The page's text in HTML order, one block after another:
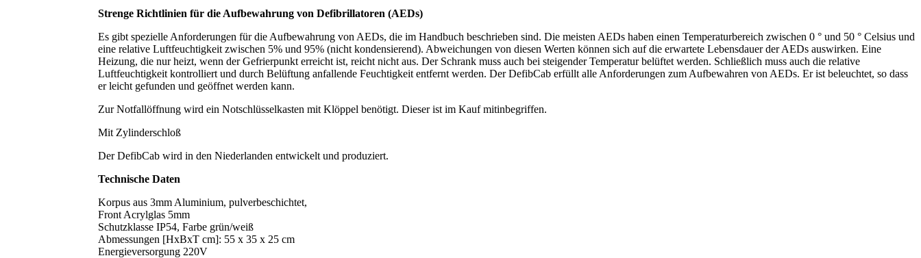
Strenge Richtlinien für die Aufbewahrung von Defibrillatoren (AEDs)
Es gibt spezielle Anforderungen für die Aufbewahrung von AEDs, die im Handbuch beschrieben sind. Die meisten AEDs haben einen Temperaturbereich zwischen 0 ° und 50 ° Celsius und
eine relative Luftfeuchtigkeit zwischen 5% und 95% (nicht kondensierend). Abweichungen von diesen Werten können sich auf die erwartete Lebensdauer der AEDs auswirken. Eine
Heizung, die nur heizt, wenn der Gefrierpunkt erreicht ist, reicht nicht aus. Der Schrank muss auch bei steigender Temperatur belüftet werden. Schließlich muss auch die relative
Luftfeuchtigkeit kontrolliert und durch Belüftung anfallende Feuchtigkeit entfernt werden. Der DefibCab erfüllt alle Anforderungen zum Aufbewahren von AEDs. Er ist beleuchtet, so dass
er leicht gefunden und geöffnet werden kann.
Zur Notfallöffnung wird ein Notschlüsselkasten mit Klöppel benötigt. Dieser ist im Kauf mitinbegriffen.
Mit Zylinderschloß
Der DefibCab wird in den Niederlanden entwickelt und produziert.
Technische Daten
Korpus aus 3mm Aluminium, pulverbeschichtet,
Front Acrylglas 5mm
Schutzklasse IP54, Farbe grün/weiß
Abmessungen [HxBxT cm]: 55 x 35 x 25 cm
Energieversorgung 220V